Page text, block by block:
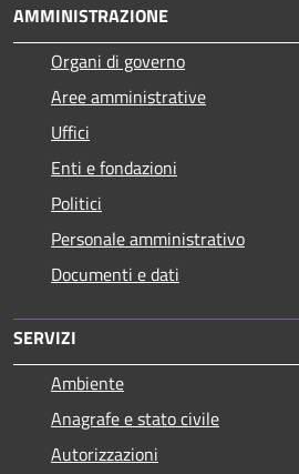
AMMINISTRAZIONE
Organi di governo
Aree amministrative
Uffici
Enti e fondazioni
Politici
Personale amministrativo
Documenti e dati
SERVIZI
Ambiente
Anagrafe e stato civile
Autorizzazioni